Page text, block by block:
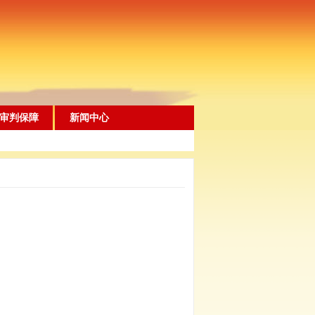
审判保障 新闻中心